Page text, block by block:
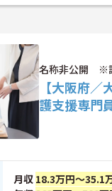
名称非公開 ※
【大阪府
護支援専門
月収 18.3万円～35.1